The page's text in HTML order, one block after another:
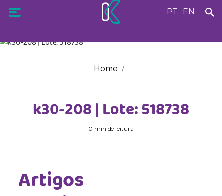
PT EN
Home
k30-208 | Lote: 518738
0 min de leitura
Artigos